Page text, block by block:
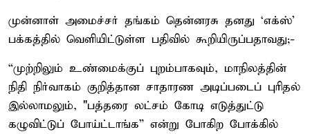
முன்னாள் அமைச்சர் தங்கம் தென்னரசு தனது ‘எக்ஸ்’
பக்கத்தில் வெளியிட்டுள்ள பதிவில் கூறியிருப்பதாவது;-
“முற்றிலும் உண்மைக்குப் புறம்பாகவும், மாநிலத்தின்
நிதி நிர்வாகம் குறித்தான சாதாரண அடிப்படைப் புரிதல்
இல்லாமலும், "பத்தரை லட்சம் கோடி எடுத்துட்டு
கழுவிட்டுப் போய்ட்டாங்க” என்று போகிற போக்கில்